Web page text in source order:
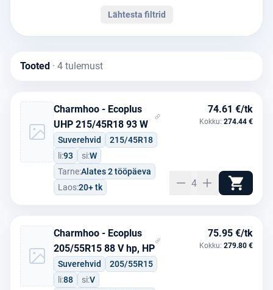
Lähtesta filtrid
Tooted · 4 tulemust
Charmhoo - Ecoplus
UHP 215/45R18 93 W
Suverehvid
215/45R18
li:93 si:W
Tarne:Alates 2 tööpäeva
Laos:20+ tk
74.61 €/tk
Kokku: 274.44 €
4
Charmhoo - Ecoplus
205/55R15 88 V hp, HP
Suverehvid
205/55R15
li:88 si:V
75.95 €/tk
Kokku: 279.80 €